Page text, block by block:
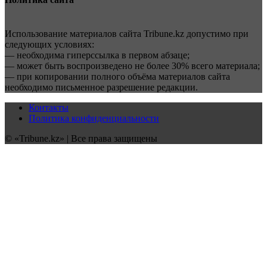
Использование материалов сайта Tribune.kz допустимо при
следующих условиях:
— необходима гиперссылка в первом абзаце;
— может быть воспроизведено не более 30% всего материала;
— при копировании полного объёма материалов сайта
необходимо письменное разрешение редакции.
Контакты
Политика конфиденциальности
© «Tribune.kz» | Все права защищены